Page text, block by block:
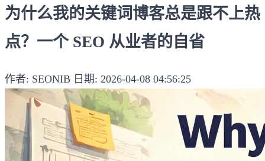
为什么我的关键词博客总是跟不上热
点？一个 SEO 从业者的自省
作者: SEONIB 日期: 2026-04-08 04:56:25